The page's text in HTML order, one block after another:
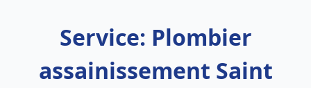
Service: Plombier
assainissement Saint